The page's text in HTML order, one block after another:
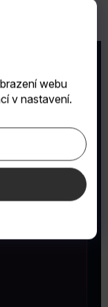
webu
v nastavení.